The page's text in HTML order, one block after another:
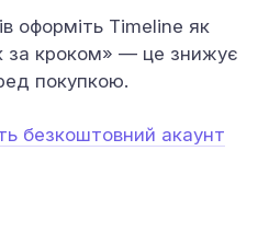
оформіть Timeline як
за кроком» — це знижує
покупкою.
безкоштовний акаунт